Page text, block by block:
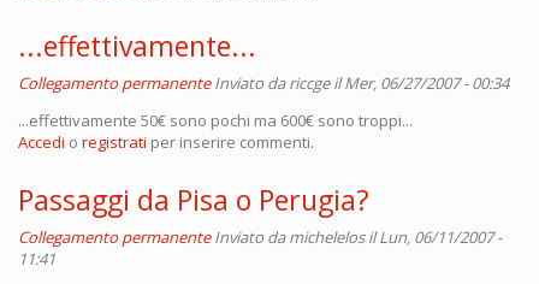
...effettivamente...
Collegamento permanente Inviato dariccgeil Mer, 06/27/2007 - 00:34
...effettivamente 50€ sono pochi ma 600€ sono troppi...
Accedi o registrati per inserire commenti.
Passaggi da Pisa o Perugia?
Collegamento permanente Inviato damichelelosil Lun, 06/11/2007 -
11:41